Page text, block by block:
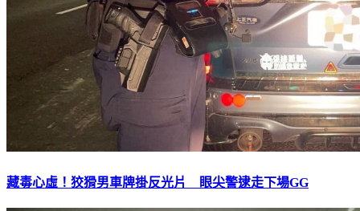
藏毒心虛！狡猾男車牌掛反光片 眼尖警逮走下場GG